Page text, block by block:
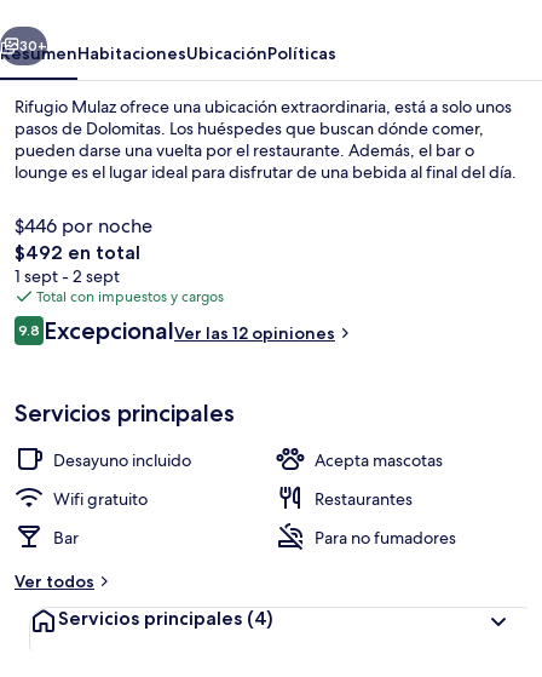
Siguiente
30+
ResumenHabitacionesUbicaciónPolíticas
Rifugio Mulaz ofrece una ubicación extraordinaria, está a solo unos
pasos de Dolomitas. Los huéspedes que buscan dónde comer,
pueden darse una vuelta por el restaurante. Además, el bar o
lounge es el lugar ideal para disfrutar de una bebida al final del día.
$446 por noche
El
precio
total
es
de
$492 en total
1 sept - 2 sept
Total con impuestos y cargos
Opiniones
9.89.8 de 10,
ExcepcionalVer las 12 opiniones
Servicios principales
Desayuno incluido
Acepta mascotas
Wifi gratuito
Restaurantes
Bar
Para no fumadores
Ver todos
Servicios principales (4)